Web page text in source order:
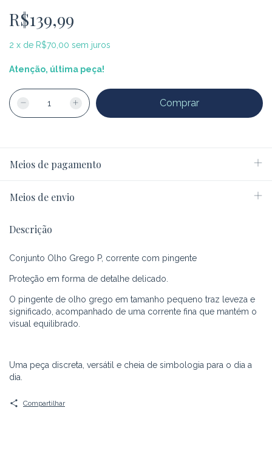
R$139,99
2 x de R$70,00 sem juros
Atenção, última peça!
Meios de pagamento
Meios de envio
Descrição
Conjunto Olho Grego P, corrente com pingente
Proteção em forma de detalhe delicado.
O pingente de olho grego em tamanho pequeno traz leveza e
significado, acompanhado de uma corrente fina que mantém o
visual equilibrado.
Uma peça discreta, versátil e cheia de simbologia para o dia a
dia.
Compartilhar